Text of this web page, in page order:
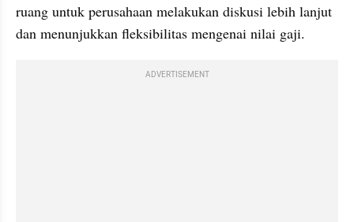
ruang untuk perusahaan melakukan diskusi lebih lanjut
dan menunjukkan fleksibilitas mengenai nilai gaji.
ADVERTISEMENT